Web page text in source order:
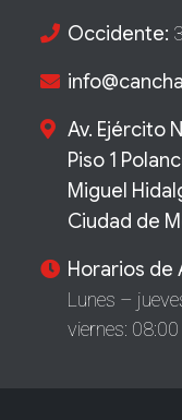
Occidente:
Av. Ejército
Piso 1
Miguel
Ciudad de
Horarios de
Lunes –
viernes: